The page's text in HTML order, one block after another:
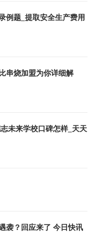
例题_提取安全生产费用
串烧加盟为你详细解
未来学校口碑怎样_天天
袭？回应来了 今日快讯